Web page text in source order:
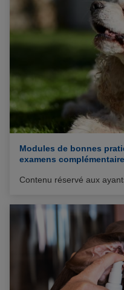
Modules de bonnes
examens
Contenu réservé aux